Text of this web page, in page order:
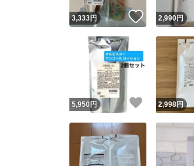
3,333円 いいね！
2,990円
5,950 円 いいね！
2,998円